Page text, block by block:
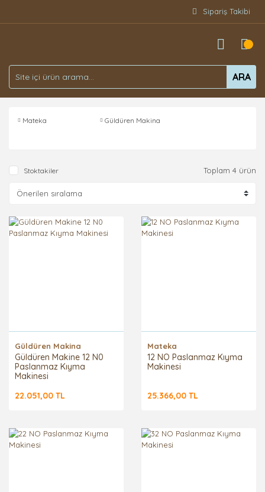
Sipariş Takibi
ARA
Mateka Güldüren Makina
Stoktakiler Toplam 4 ürün
Güldüren Makina
Güldüren Makine 12 N0
Paslanmaz Kıyma
Makinesi
22.051,00 TL
Mateka
12 NO Paslanmaz Kıyma
Makinesi
25.366,00 TL